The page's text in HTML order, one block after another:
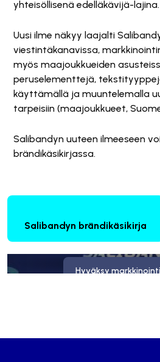
yhteisöllisenä edelläkävijä-lajina.
Uusi ilme näkyy laajalti
viestintäkanavissa,
myös maajoukkueiden
peruselementtejä,
käyttämällä ja muuntelemalla
tarpeisiin (maajoukkueet,
Salibandyn uuteen ilmeeseen
brändikäsikirjassa.
Salibandyn brändikäsikirja
Hyväksy